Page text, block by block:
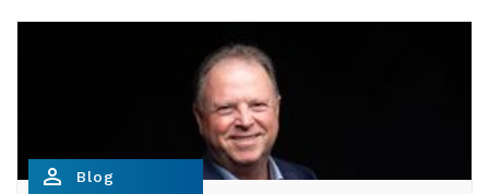
person_outline Blog